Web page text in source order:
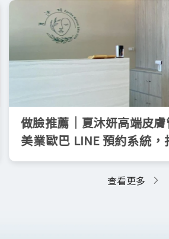
做臉推薦｜夏沐妍高端皮
美業歐巴 LINE 預約系統，
顧客預約體驗
查看更多